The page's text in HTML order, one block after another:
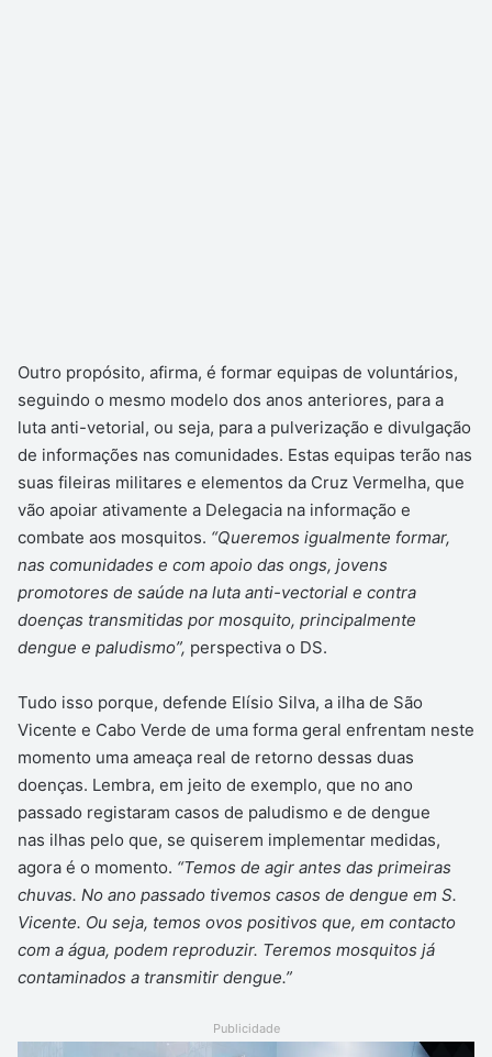
Outro propósito, afirma, é formar equipas de voluntários,
seguindo o mesmo modelo dos anos anteriores, para a
luta anti-vetorial, ou seja, para a pulverização e divulgação
de informações nas comunidades. Estas equipas terão nas
suas fileiras militares e elementos da Cruz Vermelha, que
vão apoiar ativamente a Delegacia na informação e
combate aos mosquitos. “Queremos igualmente formar,
nas comunidades e com apoio das ongs, jovens
promotores de saúde na luta anti-vectorial e contra
doenças transmitidas por mosquito, principalmente
dengue e paludismo”, perspectiva o DS.
Tudo isso porque, defende Elísio Silva, a ilha de São
Vicente e Cabo Verde de uma forma geral enfrentam neste
momento uma ameaça real de retorno dessas duas
doenças. Lembra, em jeito de exemplo, que no ano
passado registaram casos de paludismo e de dengue
nas ilhas pelo que, se quiserem implementar medidas,
agora é o momento. “Temos de agir antes das primeiras
chuvas. No ano passado tivemos casos de dengue em S.
Vicente. Ou seja, temos ovos positivos que, em contacto
com a água, podem reproduzir. Teremos mosquitos já
contaminados a transmitir dengue.”
Publicidade